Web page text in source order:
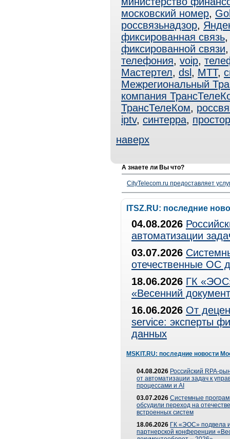
московский номер,
россвязьнадзор,
фиксированная связь
фиксированной связи
телефония, voip,
Мастертел, dsl , МТТ,
Межрегиональный
компания
ТрансТелеКом,
iptv, синтерра,
наверх
А знаете ли Вы что?
CityTelecom.ru предоставляет
ITSZ.RU: последние
04.08.2026
автоматизации
03.07.2026
отечественные ОС
18.06.2026 ГК
«Весенний
16.06.2026 От
service: эксперты
данных
MSKIT.RU: последние новости
04.08.2026 Российский RPA-
от автоматизации задач к
процессами и AI
03.07.2026 Системные
обсудили переход на
встроенных систем
18.06.2026 ГК «ЭОС» подвела
партнерской конференции